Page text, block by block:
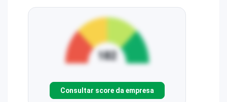
Consultar score da empresa